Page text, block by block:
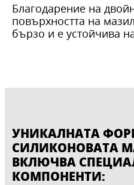
Благодарение на
повърхността на
бързо и е устойчива
УНИКАЛНАТА
СИЛИКОНОВАТА
ВКЛЮЧВА
КОМПОНЕНТИ: